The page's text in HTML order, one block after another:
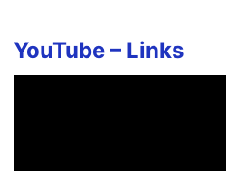
Rosappoo chinna rosaappoo
Ummpera sollum rosaappoo
YouTube – Links